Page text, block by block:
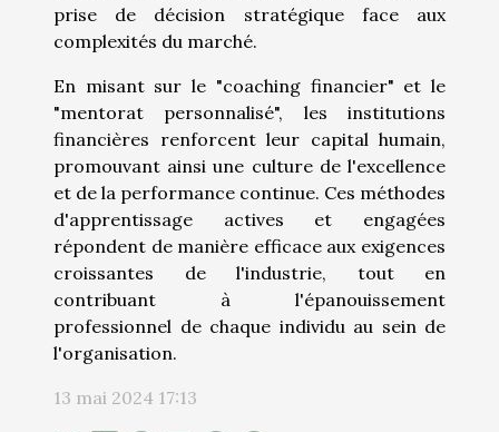
prise de décision stratégique face aux
complexités du marché.
En misant sur le "coaching financier" et le
"mentorat personnalisé", les institutions
financières renforcent leur capital humain,
promouvant ainsi une culture de l'excellence
et de la performance continue. Ces méthodes
d'apprentissage actives et engagées
répondent de manière efficace aux exigences
croissantes de l'industrie, tout en
contribuant à l'épanouissement
professionnel de chaque individu au sein de
l'organisation.
13 mai 2024 17:13